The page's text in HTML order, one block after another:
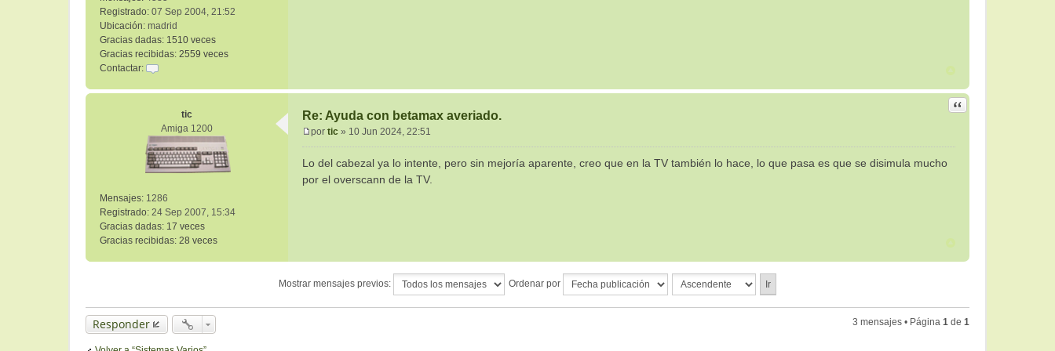
Registrado: 07 Sep 2004, 21:52
Ubicación: madrid
Gracias dadas: 1510 veces
Gracias recibidas: 2559 veces
Contactar:
o
a
c
t
r
a
l
t
tic
Amiga 1200
Mensajes: 1286
Registrado: 24 Sep 2007, 15:34
Gracias dadas: 17 veces
Gracias recibidas: 28 veces
Re: Ayuda con betamax averiado.
Citar
n
s
por tic » 10 Jun 2024, 22:51
Lo del cabezal ya lo intente, pero sin mejoría aparente, creo que en la TV también lo hace, lo que pasa es que se disimula mucho
por el overscann de la TV.
Mostrar mensajes previos: Ordenar por
Responder 3 mensajes • Página 1 de 1